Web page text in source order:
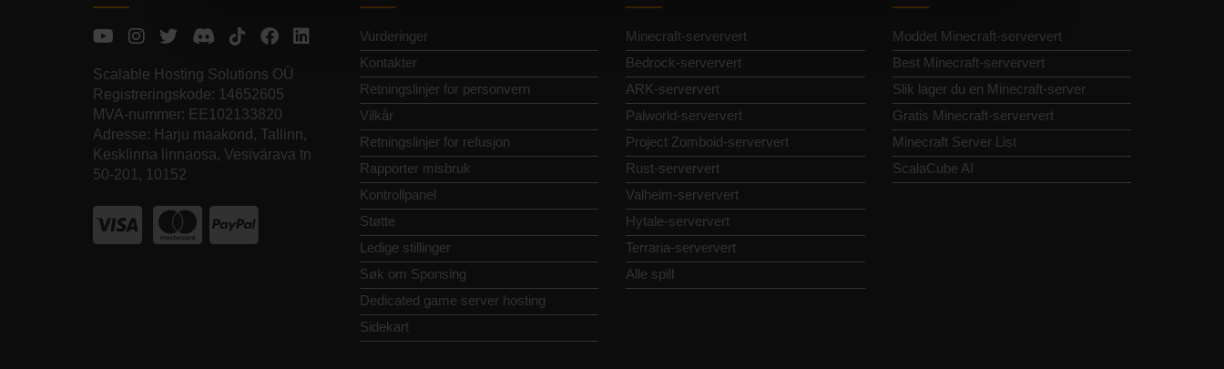
Scalable Hosting Solutions OÜ
Registreringskode: 14652605
MVA-nummer: EE102133820
Adresse: Harju maakond, Tallinn,
Kesklinna linnaosa, Vesivärava tn
50-201, 10152
Vurderinger
Kontakter
Retningslinjer for personvern
Vilkår
Retningslinjer for refusjon
Rapporter misbruk
Kontrollpanel
Støtte
Ledige stillinger
Søk om Sponsing
Dedicated game server hosting
Sidekart
Minecraft-serververt
Bedrock-serververt
ARK-serververt
Palworld-serververt
Project Zomboid-serververt
Rust-serververt
Valheim-serververt
Hytale-serververt
Terraria-serververt
Alle spill
Moddet Minecraft-serververt
Best Minecraft-serververt
Slik lager du en Minecraft-server
Gratis Minecraft-serververt
Minecraft Server List
ScalaCube AI